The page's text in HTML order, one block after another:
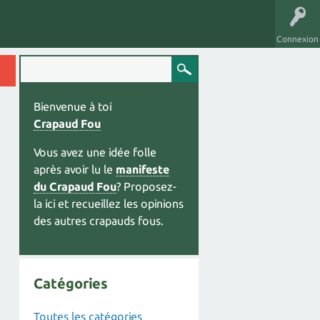
Connexion
Bienvenue à toi
Crapaud Fou
Vous avez une idée folle
après avoir lu le manifeste
du Crapaud Fou? Proposez-
la ici et recueillez les opinions
des autres crapauds fous.
Catégories
Toutes les catégories